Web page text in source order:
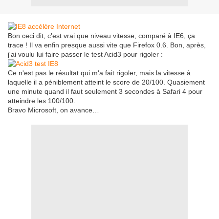
Bon ceci dit, c'est vrai que niveau vitesse, comparé à IE6, ça
trace ! Il va enfin presque aussi vite que Firefox 0.6. Bon, après,
j'ai voulu lui faire passer le test Acid3 pour rigoler :
Ce n'est pas le résultat qui m'a fait rigoler, mais la vitesse à
laquelle il a péniblement atteint le score de 20/100. Quasiement
une minute quand il faut seulement 3 secondes à Safari 4 pour
atteindre les 100/100.
Bravo Microsoft, on avance…